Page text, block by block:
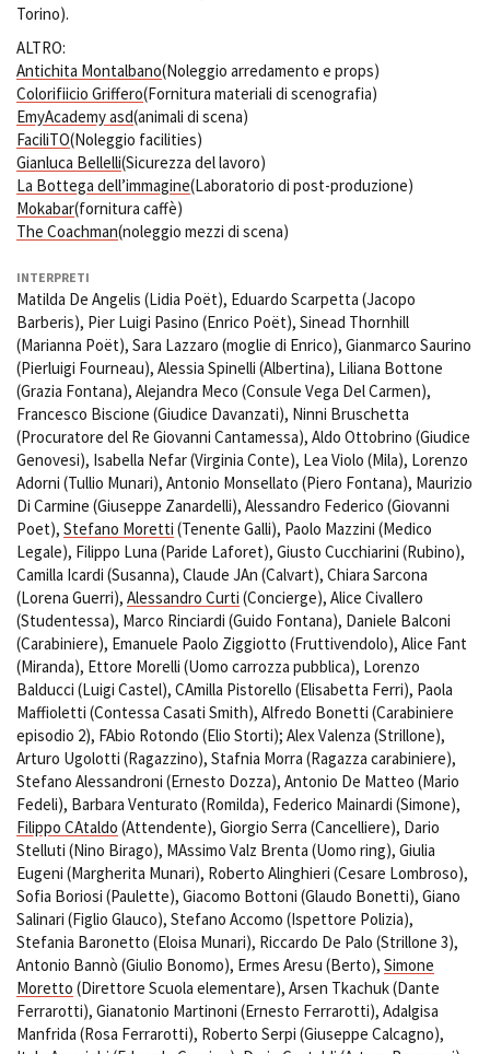
Torino).
ALTRO:
Antichita Montalbano(Noleggio arredamento e props)
Colorifiicio Griffero(Fornitura materiali di scenografia)
EmyAcademy asd(animali di scena)
FaciliTO(Noleggio facilities)
Gianluca Bellelli(Sicurezza del lavoro)
La Bottega dell’immagine(Laboratorio di post-produzione)
Mokabar(fornitura caffè)
The Coachman(noleggio mezzi di scena)
INTERPRETI
Matilda De Angelis (Lidia Poët), Eduardo Scarpetta (Jacopo
Barberis), Pier Luigi Pasino (Enrico Poët), Sinead Thornhill
(Marianna Poët), Sara Lazzaro (moglie di Enrico), Gianmarco Saurino
(Pierluigi Fourneau), Alessia Spinelli (Albertina), Liliana Bottone
(Grazia Fontana), Alejandra Meco (Consule Vega Del Carmen),
Francesco Biscione (Giudice Davanzati), Ninni Bruschetta
(Procuratore del Re Giovanni Cantamessa), Aldo Ottobrino (Giudice
Genovesi), Isabella Nefar (Virginia Conte), Lea Violo (Mila), Lorenzo
Adorni (Tullio Munari), Antonio Monsellato (Piero Fontana), Maurizio
Di Carmine (Giuseppe Zanardelli), Alessandro Federico (Giovanni
Poet), Stefano Moretti (Tenente Galli), Paolo Mazzini (Medico
Legale), Filippo Luna (Paride Laforet), Giusto Cucchiarini (Rubino),
Camilla Icardi (Susanna), Claude JAn (Calvart), Chiara Sarcona
(Lorena Guerri), Alessandro Curti (Concierge), Alice Civallero
(Studentessa), Marco Rinciardi (Guido Fontana), Daniele Balconi
(Carabiniere), Emanuele Paolo Ziggiotto (Fruttivendolo), Alice Fant
(Miranda), Ettore Morelli (Uomo carrozza pubblica), Lorenzo
Balducci (Luigi Castel), CAmilla Pistorello (Elisabetta Ferri), Paola
Maffioletti (Contessa Casati Smith), Alfredo Bonetti (Carabiniere
episodio 2), FAbio Rotondo (Elio Storti); Alex Valenza (Strillone),
Arturo Ugolotti (Ragazzino), Stafnia Morra (Ragazza carabiniere),
Stefano Alessandroni (Ernesto Dozza), Antonio De Matteo (Mario
Fedeli), Barbara Venturato (Romilda), Federico Mainardi (Simone),
Filippo CAtaldo (Attendente), Giorgio Serra (Cancelliere), Dario
Stelluti (Nino Birago), MAssimo Valz Brenta (Uomo ring), Giulia
Eugeni (Margherita Munari), Roberto Alinghieri (Cesare Lombroso),
Sofia Boriosi (Paulette), Giacomo Bottoni (Glaudo Bonetti), Giano
Salinari (Figlio Glauco), Stefano Accomo (Ispettore Polizia),
Stefania Baronetto (Eloisa Munari), Riccardo De Palo (Strillone 3),
Antonio Bannò (Giulio Bonomo), Ermes Aresu (Berto), Simone
Moretto (Direttore Scuola elementare), Arsen Tkachuk (Dante
Ferrarotti), Gianatonio Martinoni (Ernesto Ferrarotti), Adalgisa
Manfrida (Rosa Ferrarotti), Roberto Serpi (Giuseppe Calcagno),